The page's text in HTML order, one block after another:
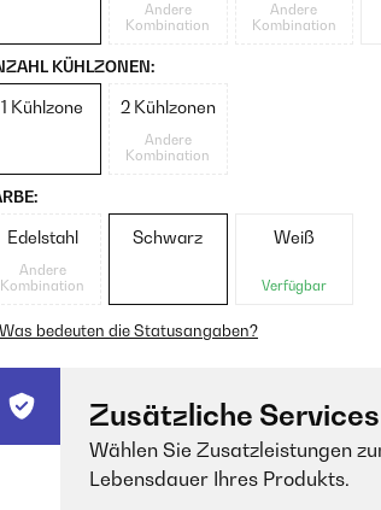
Andere
Kombination
Andere
Kombination
KÜHLZONEN:
1 Kühlzone 2 Kühlzonen
Andere
Kombination
Edelstahl
Andere
Kombination
Schwarz Weiß
Verfügbar
Was bedeuten die Statusangaben?
Zusätzliche
Wählen Sie Zusatzleistungen
Lebensdauer Ihres Produkts.